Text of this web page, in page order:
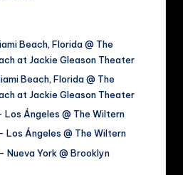
Beach, Florida @ The
at Jackie Gleason Theater
Beach, Florida @ The
at Jackie Gleason Theater
Los Ángeles @ The Wiltern
Los Ángeles @ The Wiltern
Nueva York @ Brooklyn